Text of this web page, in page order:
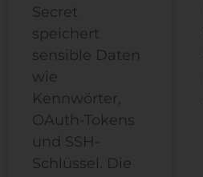
Secret
speichert
sensible Daten
wie
Kennwörter,
OAuth-Tokens
und SSH-
Schlüssel. Die